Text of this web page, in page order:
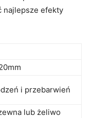
najlepsze efekty
i przebarwień
lub żeliwo